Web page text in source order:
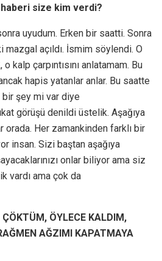
haberi size kim verdi?
uyudum. Erken bir saatti. Sonra
mazgal açıldı. İsmim söylendi. O
kalp çarpıntısını anlatamam. Bu
hapis yatanlar anlar. Bu saatte
şey mi var diye
görüşü denildi üstelik. Aşağıya
orada. Her zamankinden farklı bir
insan. Sizi baştan aşağıya
onlar biliyor ama siz
vardı ama çok da
ÖYLECE KALDIM,
AĞZIMI KAPATMAYA